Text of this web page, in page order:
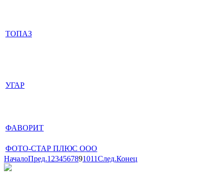
ТОПАЗ
УГАР
ФАВОРИТ
ФОТО-СТАР ПЛЮС ООО
НачалоПред.1 234567891011След.Конец